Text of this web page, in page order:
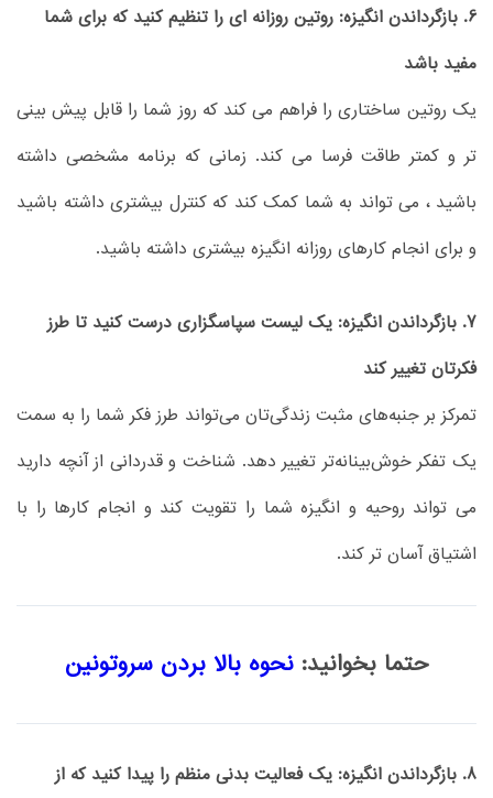
6. بازگرداندن انگیزه: روتین روزانه ای را تنظیم کنید که برای شما
مفید باشد
یک روتین ساختاری را فراهم می کند که روز شما را قابل پیش بینی
تر و کمتر طاقت فرسا می کند. زمانی که برنامه مشخصی داشته
باشید ، می تواند به شما کمک کند که کنترل بیشتری داشته باشید
و برای انجام کارهای روزانه انگیزه بیشتری داشته باشید.
7. بازگرداندن انگیزه: یک لیست سپاسگزاری درست کنید تا طرز
فکرتان تغییر کند
تمرکز بر جنبه‌های مثبت زندگی‌تان می‌تواند طرز فکر شما را به سمت
یک تفکر خوش‌بینانه‌تر تغییر دهد. شناخت و قدردانی از آنچه دارید
می تواند روحیه و انگیزه شما را تقویت کند و انجام کارها را با
اشتیاق آسان تر کند.
حتما بخوانید: نحوه بالا بردن سروتونین
8. بازگرداندن انگیزه: یک فعالیت بدنی منظم را پیدا کنید که از